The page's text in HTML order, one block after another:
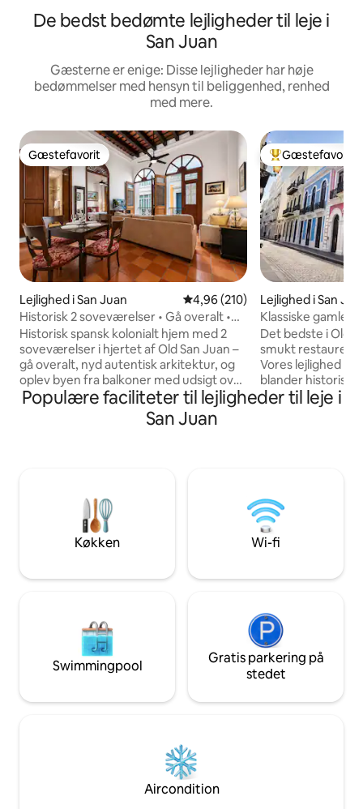
De bedst bedømte lejligheder til leje i
San Juan
Gæsterne er enige: Disse lejligheder har høje
bedømmelser med hensyn til beliggenhed, renhed
med mere.
Gæstefavorit
Gæstefavorit
Lejlighed i San Juan 4,96 ud af 5 i gennemsnitlig
4,96 (210)
Historisk 2 soveværelser • Gå overalt •
Stille kingsize-dobbeltseng
Historisk spansk kolonialt hjem med 2
soveværelser i hjertet af Old San Juan –
gå overalt, nyd autentisk arkitektur, og
oplev byen fra balkoner med udsigt over
gaden. ♦️ Gå til restauranter, caféer,
natteliv og historiske steder • Walk Score
98 ♦️ Stille soveværelse med kingsize-
hurtig wi-fi, arbejdsplads, fuldt udstyret
køkken og vaskeri i nærheden ♦️
Fantastisk til familier, par og små
grupper, der gerne vil gå overalt
Bedste
Gæstefavorit
Lejlighed i San
Klassiske gamle
beliggenhed•
Det bedste i Old
smukt
Vores lejlighed
blander historisk
komfort. Perfekt
krydstogtskibe,
udstyret køkken,
badeværelse og
terrasse/linai,
efter at have
Populære faciliteter til lejligheder til leje i
San Juan
Køkken Wi-fi
Swimmingpool
Gratis parkering på
stedet
Aircondition